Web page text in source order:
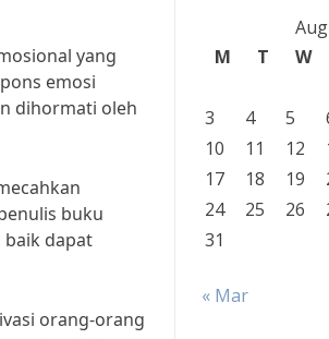
yang
emosi
dihormati oleh
buku
baik dapat
orang-orang
M
T W
3
4 5
10
11 12
17
18 19
24
25 26
31
« Mar